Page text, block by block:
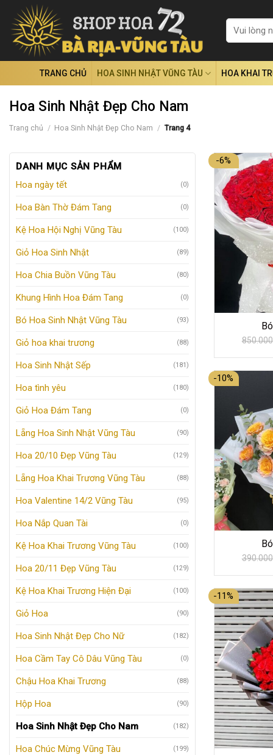
content
Tìm
kiếm:
TRANG CHỦ HOA SINH NHẬT VŨNG TÀU HOA KHAI
Hoa Sinh Nhật Đẹp Cho Nam
Trang chủ / Hoa Sinh Nhật Đẹp Cho Nam / Trang 4
DANH MỤC SẢN PHẨM
Hoa ngày tết
(0)
Hoa Bàn Thờ Đám Tang (0)
Kệ Hoa Hội Nghị Vũng Tàu (100)
Giỏ Hoa Sinh Nhật (89)
Hoa Chia Buồn Vũng Tàu (80)
Khung Hình Hoa Đám Tang (0)
Bó Hoa Sinh Nhật Vũng Tàu (93)
Giỏ hoa khai trương (88)
Hoa Sinh Nhật Sếp (181)
Hoa tình yêu (180)
Giỏ Hoa Đám Tang (0)
Lẵng Hoa Sinh Nhật Vũng Tàu (90)
Hoa 20/10 Đẹp Vũng Tàu (129)
Lẵng Hoa Khai Trương Vũng Tàu (88)
Hoa Valentine 14/2 Vũng Tàu (95)
Hoa Nắp Quan Tài (0)
Kệ Hoa Khai Trương Vũng Tàu (100)
Hoa 20/11 Đẹp Vũng Tàu (129)
Kệ Hoa Khai Trương Hiện Đại (100)
Giỏ Hoa (90)
Hoa Sinh Nhật Đẹp Cho Nữ (182)
Hoa Cầm Tay Cô Dâu Vũng Tàu (0)
Chậu Hoa Khai Trương (88)
Hộp Hoa (90)
Hoa Sinh Nhật Đẹp Cho Nam (182)
Hoa Chúc Mừng Vũng Tàu (199)
-6%
850.000
-10%
390.000
-11%